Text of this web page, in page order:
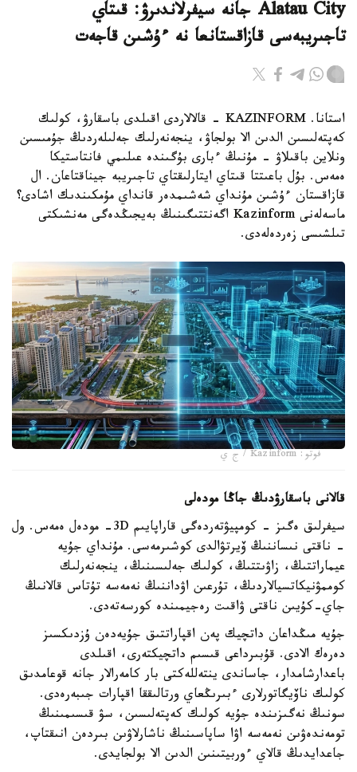
Alatau City جانە سيفرلاندىرۋ: قىتاي
تاجىريبەسى قازاقستانعا نە ءۇشىن قاجەت
استانا. KAZINFORM - قالالاردى اقىلدى باسقارۋ، كولىك
كەپتەلىسىن الدىن الا بولجاۋ، ينجەنەرلىك جەلىلەردىڭ جۇمىسىن
ونلاين باقىلاۋ - مۇنىڭ ءبارى بۇگىندە عىلىمي فانتاستيكا
ەمەس. بۇل باعىتتا قىتاي ايتارلىقتاي تاجىريبە جيناقتاعان. ال
قازاقستان ءۇشىن مۇنداي شەشىمدەر قانداي مۇمكىندىك اشادى؟
ماسەلەنى Kazinform اگەنتتىگىنىڭ بەيجىڭدەگى مەنشىكتى
تىلشىسى زەردەلەدى.
فوتو: Kazinform / ج ي
قالانى باسقارۋدىڭ جاڭا مودەلى
سيفرلىق ەگىز - كومپيۋتەردەگى قاراپايىم 3D- مودەل ەمەس. ول
- ناقتى نىساننىڭ ۆيرتۋالدى كوشىرمەسى. مۇنداي جۇيە
عيماراتتىڭ، زاۋىتتىڭ، كولىك جەلىسىنىڭ، ينجەنەرلىك
كوممۋنيكاتسيالاردىڭ، تۇرعىن اۋداننىڭ نەمەسە تۇتاس قالانىڭ
جاي-كۇيىن ناقتى ۋاقىت رەجيمىندە كورسەتەدى.
جۇيە مىڭداعان داتچيك پەن اقپاراتتىق جۇيەدەن ۇزدىكسىز
دەرەك الادى. قۇبىرداعى قىسىم داتچيكتەرى، اقىلدى
باعدارشامدار، جاساندى ينتەللەكتى بار كامەرالار جانە قوعامدىق
كولىك ناۆيگاتورلارى ءبىرىڭعاي ورتالىققا اقپارات جىبەرەدى.
سونىڭ نەگىزىندە جۇيە كولىك كەپتەلىسىن، سۋ قىسىمىنىڭ
تومەندەۋىن نەمەسە اۋا ساپاسىنىڭ ناشارلاۋىن بىردەن انىقتاپ،
جاعدايدىڭ قالاي ءوربيتىنىن الدىن الا بولجايدى.